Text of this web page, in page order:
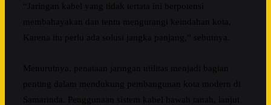
“Jaringan kabel yang tidak tertata ini berpotensi
membahayakan dan tentu mengurangi keindahan kota.
Karena itu perlu ada solusi jangka panjang,” sebutnya.
Menurutnya, penataan jaringan utilitas menjadi bagian
penting dalam mendukung pembangunan kota modern di
Samarinda. Penggunaan sistem kabel bawah tanah, lanjut